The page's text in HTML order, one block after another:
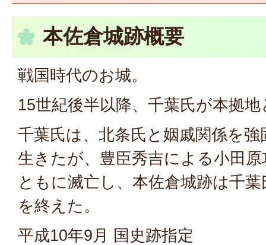
本佐倉城跡概要
戦国時代のお城。
15世紀後半以降、千葉氏が本拠
千葉氏は、北条氏と姻戚関係を
生きたが、豊臣秀吉による小田
ともに滅亡し、本佐倉城跡は千
を終えた。
平成10年9月 国史跡指定